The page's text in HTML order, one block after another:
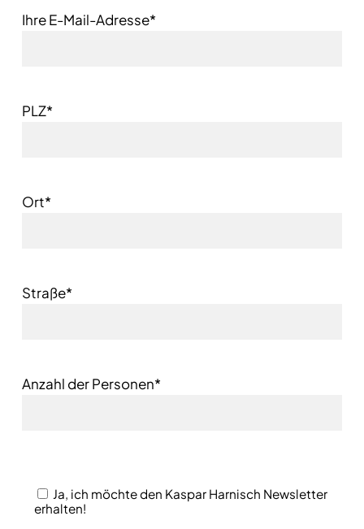
Ihre E-Mail-Adresse*
PLZ*
Ort*
Straße*
Anzahl der Personen*
Ja, ich möchte den Kaspar Harnisch Newsletter
erhalten!